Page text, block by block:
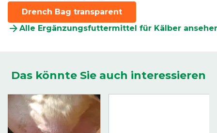
Drench Bag transparent
Alle Ergänzungsfuttermittel für Kälber
Das könnte Sie auch interessieren